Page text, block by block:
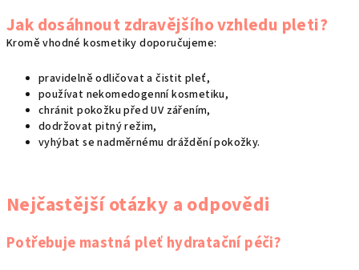
Jak dosáhnout zdravějšího vzhledu pleti?
Kromě vhodné kosmetiky doporučujeme:
pravidelně odličovat a čistit pleť,
používat nekomedogenní kosmetiku,
chránit pokožku před UV zářením,
dodržovat pitný režim,
vyhýbat se nadměrnému dráždění pokožky.
Nejčastější otázky a odpovědi
Potřebuje mastná pleť hydratační péči?